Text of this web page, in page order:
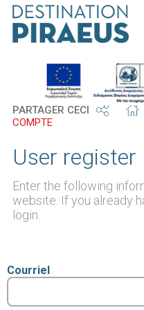
PARTAGER CECI
COMPTE
User register
Enter the following
website. If you already
login.
Courriel